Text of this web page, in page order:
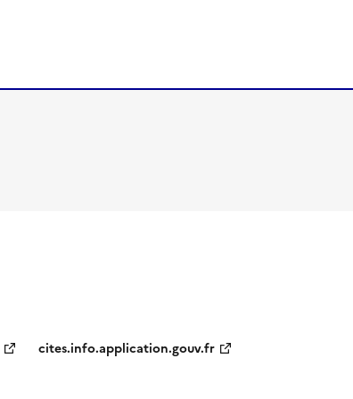
cites.info.application.gouv.fr